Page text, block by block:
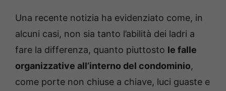
Una recente notizia ha evidenziato come, in
alcuni casi, non sia tanto l’abilità dei ladri a
fare la differenza, quanto piuttosto le falle
organizzative all’interno del condominio,
come porte non chiuse a chiave, luci guaste e